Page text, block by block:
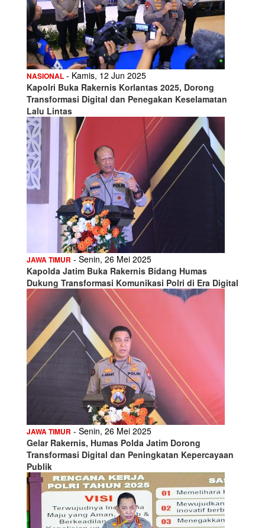
NASIONAL - Kamis, 12 Jun 2025
Kapolri Buka Rakernis Korlantas 2025, Dorong
Transformasi Digital dan Penegakan Keselamatan
Lalu Lintas
JAWA TIMUR - Senin, 26 Mei 2025
Kapolda Jatim Buka Rakernis Bidang Humas
Dukung Transformasi Komunikasi Polri di Era Digital
JAWA TIMUR - Senin, 26 Mei 2025
Gelar Rakernis, Humas Polda Jatim Dorong
Transformasi Digital dan Peningkatan Kepercayaan
Publik